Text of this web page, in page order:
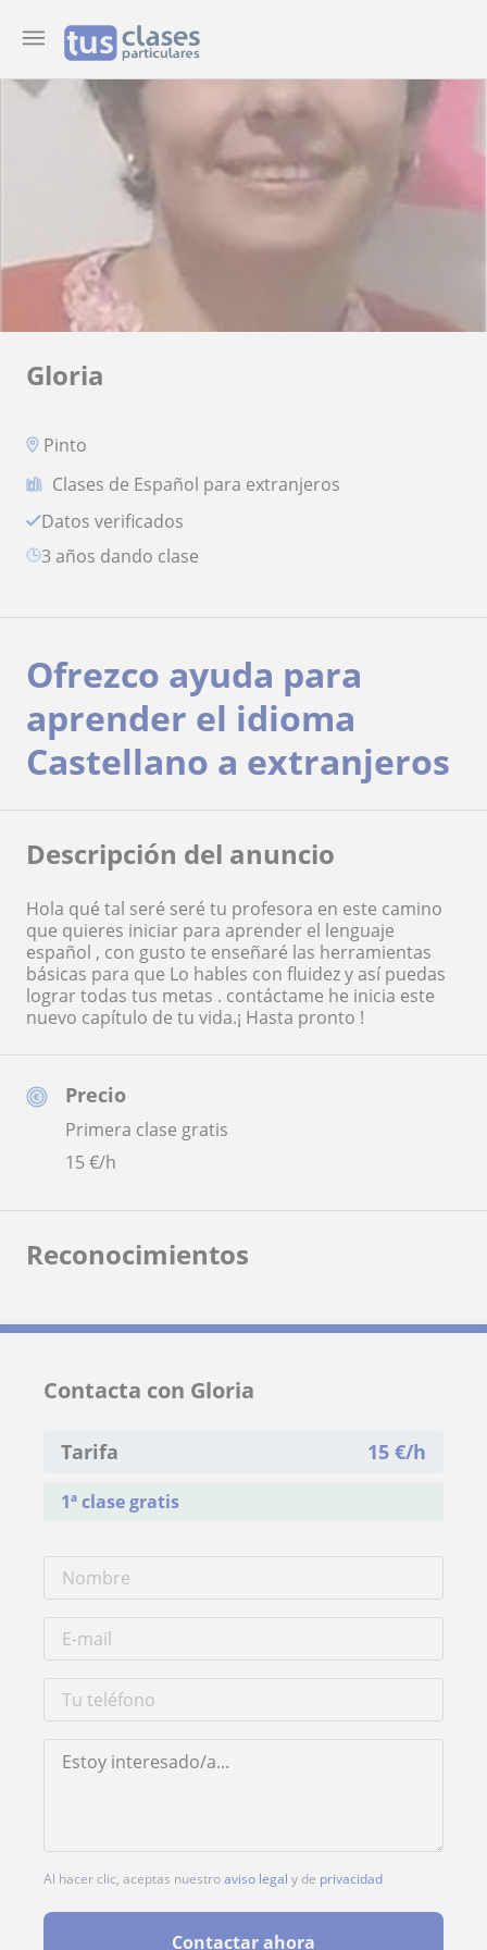
Gloria
Pinto
Clases de Español para extranjeros
Datos verificados
3 años dando clase
Precio
Primera clase gratis
15€/h
Ofrezco ayuda para
aprender el idioma
Castellano a extranjeros
Descripción del anuncio
Hola qué tal seré seré tu profesora en este camino
que quieres iniciar para aprender el lenguaje
español , con gusto te enseñaré las herramientas
básicas para que Lo hables con fluidez y así puedas
lograr todas tus metas . contáctame he inicia este
nuevo capítulo de tu vida.¡ Hasta pronto !
Reconocimientos
Contacta con Gloria
Tarifa 15 €/h
1ª clase gratis
Al hacer clic, aceptas nuestroaviso legal y de privacidad
Contactar ahora